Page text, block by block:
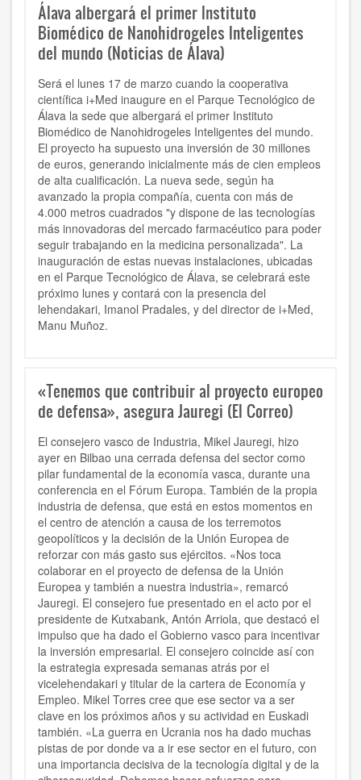
Álava albergará el primer Instituto
Biomédico de Nanohidrogeles Inteligentes
del mundo (Noticias de Álava)
Será el lunes 17 de marzo cuando la cooperativa
científica i+Med inaugure en el Parque Tecnológico de
Álava la sede que albergará el primer Instituto
Biomédico de Nanohidrogeles Inteligentes del mundo.
El proyecto ha supuesto una inversión de 30 millones
de euros, generando inicialmente más de cien empleos
de alta cualificación. La nueva sede, según ha
avanzado la propia compañía, cuenta con más de
4.000 metros cuadrados "y dispone de las tecnologías
más innovadoras del mercado farmacéutico para poder
seguir trabajando en la medicina personalizada". La
inauguración de estas nuevas instalaciones, ubicadas
en el Parque Tecnológico de Álava, se celebrará este
próximo lunes y contará con la presencia del
lehendakari, Imanol Pradales, y del director de i+Med,
Manu Muñoz.
«Tenemos que contribuir al proyecto europeo
de defensa», asegura Jauregi (El Correo)
El consejero vasco de Industria, Mikel Jauregi, hizo
ayer en Bilbao una cerrada defensa del sector como
pilar fundamental de la economía vasca, durante una
conferencia en el Fórum Europa. También de la propia
industria de defensa, que está en estos momentos en
el centro de atención a causa de los terremotos
geopolíticos y la decisión de la Unión Europea de
reforzar con más gasto sus ejércitos. «Nos toca
colaborar en el proyecto de defensa de la Unión
Europea y también a nuestra industria», remarcó
Jauregi. El consejero fue presentado en el acto por el
presidente de Kutxabank, Antón Arriola, que destacó el
impulso que ha dado el Gobierno vasco para incentivar
la inversión empresarial. El consejero coincide así con
la estrategia expresada semanas atrás por el
vicelehendakari y titular de la cartera de Economía y
Empleo. Mikel Torres cree que ese sector va a ser
clave en los próximos años y su actividad en Euskadi
también. «La guerra en Ucrania nos ha dado muchas
pistas de por donde va a ir ese sector en el futuro, con
una importancia decisiva de la tecnología digital y de la